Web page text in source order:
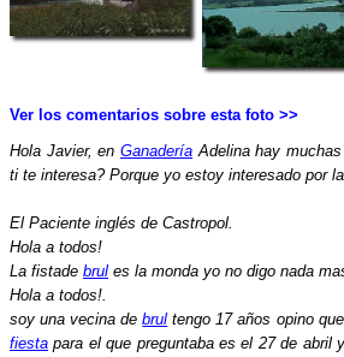
Ver los comentarios sobre esta foto >>
Hola Javier, en Ganadería Adelina hay
ti te interesa? Porque yo estoy interesado por
El Paciente inglés de Castropol.
Hola a todos!
La fistade brul es la monda yo no digo nada
Hola a todos!.
soy una vecina debrul tengo 17 años opino
fiesta para el que preguntaba es el 27 de abril